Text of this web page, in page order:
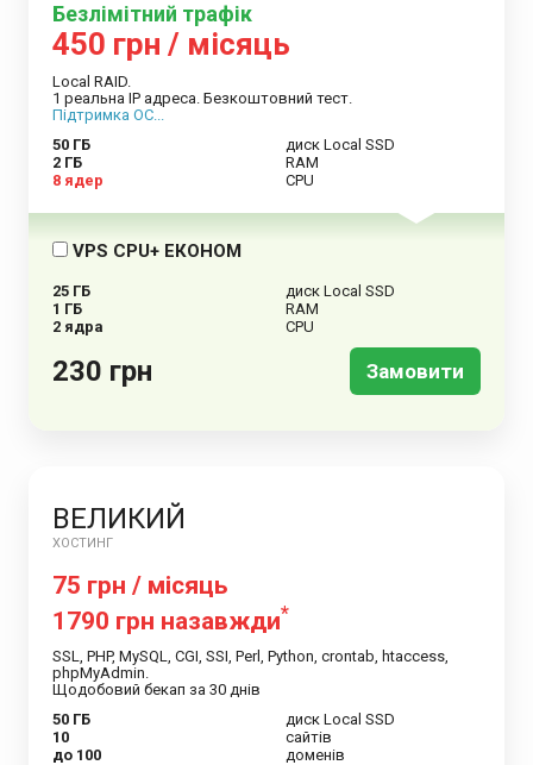
Безлімітний трафік
450 грн / місяць
Local RAID.
1 реальна IP адреса. Безкоштовний тест.
Підтримка ОС...
50 ГБ
диск Local SSD
2 ГБ
RAM
8 ядер
CPU
VPS CPU+ ЕКОНОМ
25 ГБ
диск Local SSD
1 ГБ
RAM
2 ядра
CPU
230 грн Замовити
ВЕЛИКИЙ
ХОСТИНГ
75 грн / місяць
1790 грн назавжди*
SSL, PHP, MySQL, CGI, SSI, Perl, Python, crontab, htaccess,
phpMyAdmin.
Щодобовий бекап за 30 днів
50 ГБ
диск Local SSD
10
сайтів
до 100
доменів